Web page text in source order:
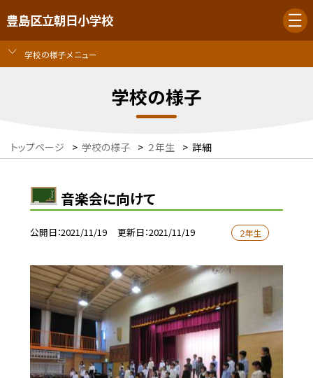
豊島区立朝日小学校
学校の様子メニュー
学校の様子
トップページ > 学校の様子 > ２年生 > 詳細
音楽会に向けて
公開日 2021/11/19 更新日 2021/11/19 ２年生